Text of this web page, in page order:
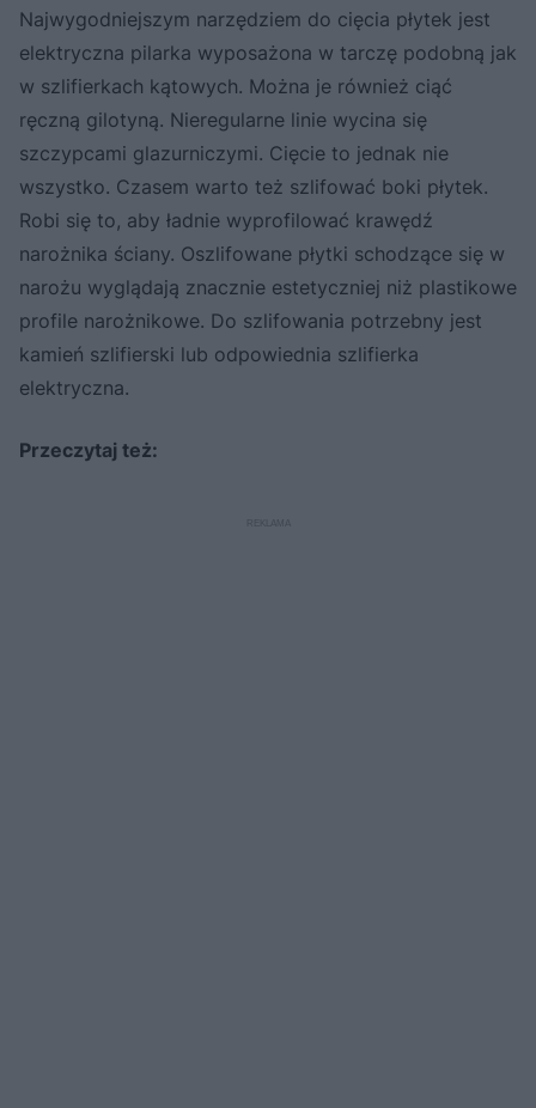
Najwygodniejszym narzędziem do cięcia płytek jest
elektryczna pilarka wyposażona w tarczę podobną jak
w szlifierkach kątowych. Można je również ciąć
ręczną gilotyną. Nieregularne linie wycina się
szczypcami glazurniczymi. Cięcie to jednak nie
wszystko. Czasem warto też szlifować boki płytek.
Robi się to, aby ładnie wyprofilować krawędź
narożnika ściany. Oszlifowane płytki schodzące się w
narożu wyglądają znacznie estetyczniej niż plastikowe
profile narożnikowe. Do szlifowania potrzebny jest
kamień szlifierski lub odpowiednia szlifierka
elektryczna.
Przeczytaj też: